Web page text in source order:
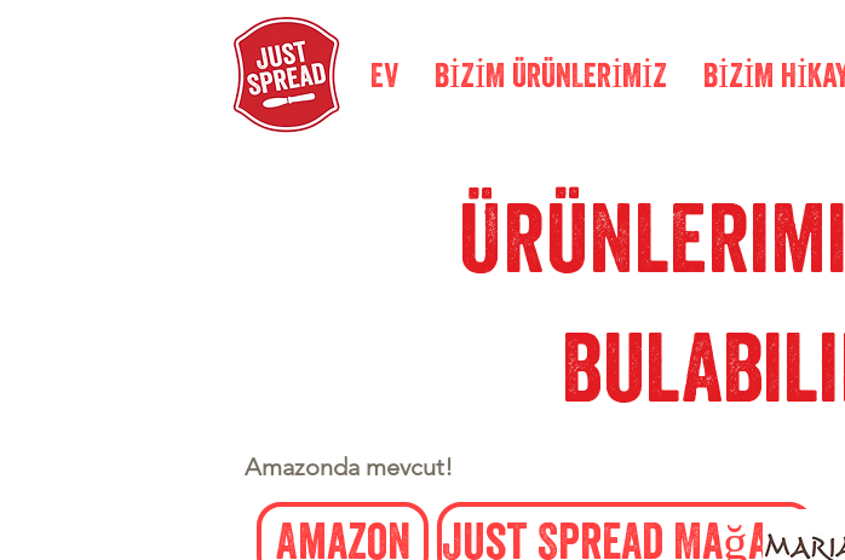
EV BİZİM ÜRÜNLERİMİZ BİZİM
Amazonda mevcut!
Amazon Just Spread Mağaza